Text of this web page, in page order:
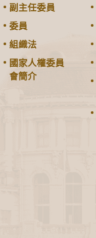
副主任委員
委員
組織法
國家人權委員
會簡介